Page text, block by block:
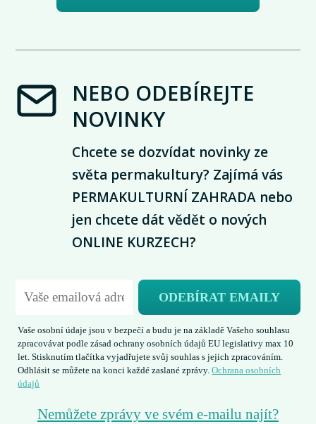
NEBO ODEBÍREJTE
NOVINKY
Chcete se dozvídat novinky ze
světa permakultury? Zajímá vás
PERMAKULTURNÍ ZAHRADA nebo
jen chcete dát vědět o nových
ONLINE KURZECH?
ODEBÍRAT EMAILY
Vaše osobní údaje jsou v bezpečí a budu je na základě Vašeho souhlasu
zpracovávat podle zásad ochrany osobních údajů EU legislativy max 10
let. Stisknutím tlačítka vyjadřujete svůj souhlas s jejich zpracováním.
Odhlásit se můžete na konci každé zaslané zprávy.Ochrana osobních
údajů
Nemůžete zprávy ve svém e-mailu najít?